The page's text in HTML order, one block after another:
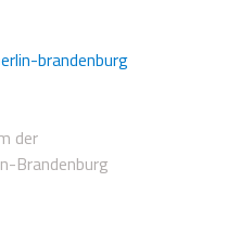
der
Brandenburg